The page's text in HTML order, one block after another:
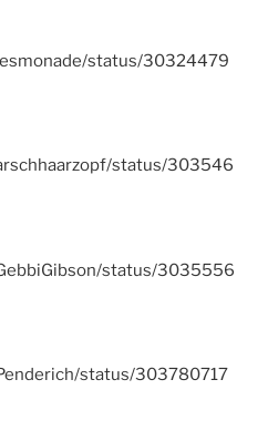
status/30324479
status/303546
status/3035556
status/303780717